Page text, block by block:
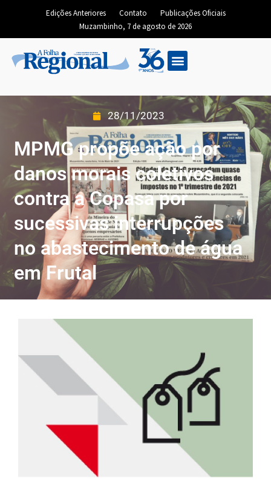
Edições Anteriores Contato
Publicações Oficiais
Muzambinho, 7 de agosto de 2026
28/11/2023
MPMG propõe ação por
danos morais coletivos
contra a Copasa por
sucessivas interrupções
no abastecimento de água
em Frutal